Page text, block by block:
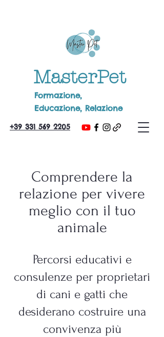
MasterPet
Formazione,
Educazione, Relazione
+39 331 569 2205
Comprendere la
relazione per vivere
meglio con il tuo
animale
Percorsi educativi e
consulenze per proprietari
di cani e gatti che
desiderano costruire una
convivenza più